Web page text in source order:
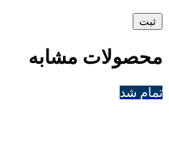
محصولات مشابه
تمام شد